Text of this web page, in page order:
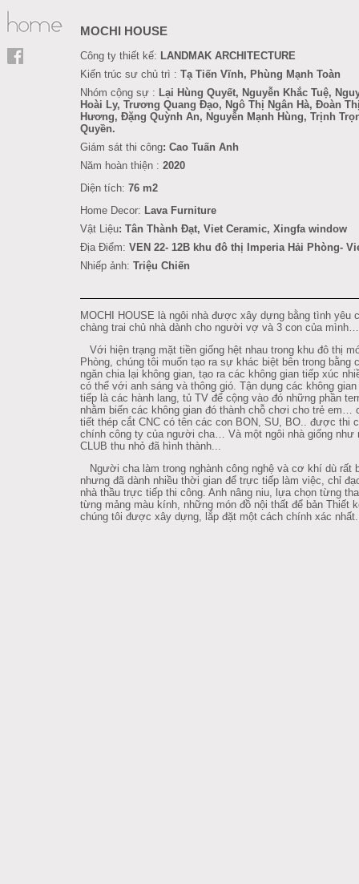
MOCHI HOUSE
Công ty thiết kế: LANDMAK ARCHITECTURE
Kiến trúc sư chủ trì : Tạ Tiến Vĩnh, Phùng Mạnh Toàn
Nhóm cộng sự : Lại Hùng Quyết, Nguyễn Khắc Tuệ,
Hoài Ly, Trương Quang Đạo, Ngô Thị Ngân Hà, Đoàn
Hương, Đặng Quỳnh An, Nguyễn Mạnh Hùng, Trịnh
Quyền.
Giám sát thi công: Cao Tuấn Anh
Năm hoàn thiện : 2020
Diện tích: 76 m2
Home Decor: Lava Furniture
Vật Liệu: Tân Thành Đạt, Viet Ceramic, Xingfa window
Địa Điểm: VEN 22- 12B khu đô thị Imperia Hải Phòng-
Nhiếp ảnh: Triệu Chiến
MOCHI HOUSE là ngôi nhà được xây dựng bằng tình yêu
chàng trai chủ nhà dành cho người vợ và 3 con của mình…
Với hiện trạng mặt tiền giống hệt nhau trong khu đô thị
Phòng, chúng tôi muốn tạo ra sự khác biệt bên trong bằng
ngăn chia lại không gian, tạo ra các không gian tiếp xúc
có thể với anh sáng và thông gió. Tận dụng các không
tiếp là các hành lang, tủ TV để cộng vào đó những phần
nhằm biến các không gian đó thành chỗ chơi cho trẻ em…
tiết thép cắt CNC có tên các con BON, SU, BO.. được thi
chính công ty của người cha… Và một ngôi nhà giống
CLUB thu nhỏ đã hình thành...
Người cha làm trong nghành công nghệ và cơ khí dù rất
nhưng đã dành nhiều thời gian để trực tiếp làm việc, chỉ
nhà thầu trực tiếp thi công. Anh nâng niu, lựa chọn từng
từng mảng màu kính, những món đồ nội thất để bản Thiết
chúng tôi được xây dựng, lắp đặt một cách chính xác nhất.